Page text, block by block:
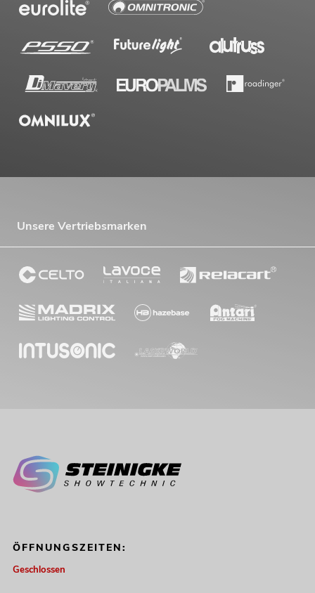
Unsere Vertriebsmarken
ÖFFNUNGSZEITEN:
Geschlossen